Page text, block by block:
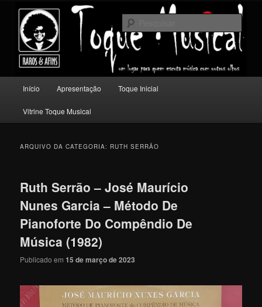
conteúdo
principal
conteúdo
secundário
Toque Musical
Um lugar para quem escuta música com outros olhos.
principal
Início Apresentação Toque Inicial
Vitrine Toque Musical
ARQUIVO DA CATEGORIA: RUTH SERRÃO
Ruth Serrão – José Maurício
Nunes Garcia – Método De
Pianoforte Do Compêndio De
Música (1982)
Publicado em15 de março de 2023